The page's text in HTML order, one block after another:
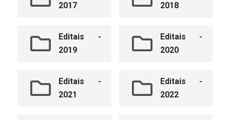
2017
2018
Editais -
2019
Editais -
2020
Editais -
2021
Editais -
2022